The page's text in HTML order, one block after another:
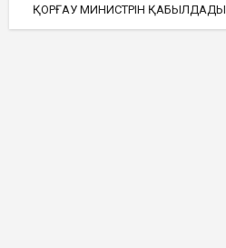
ҚОРҒАУ МИНИСТРІН ҚАБЫЛДАДЫ